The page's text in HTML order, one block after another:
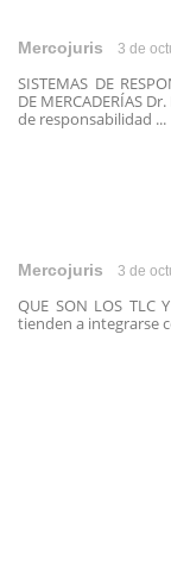
Mercojuris 3 de
SISTEMAS DE
DE MERCADERÍAS
de responsabilidad ...
Mercojuris 3 de
QUE SON LOS
tienden a integrarse